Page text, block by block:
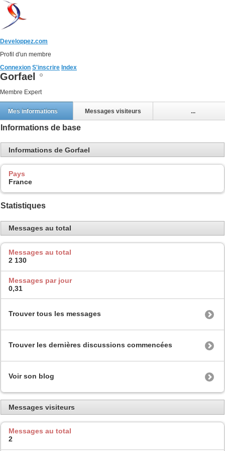
Developpez.com
Profil d'un membre
Connexion S'inscrire Index
Gorfael
Membre Expert
Mes informations Messages visiteurs ...
Informations de base
Informations de Gorfael
Pays
France
Statistiques
Messages au total
Messages au total
2 130
Messages par jour
0,31
Trouver tous les messages
Trouver les dernières discussions commencées
Voir son blog
Messages visiteurs
Messages au total
2